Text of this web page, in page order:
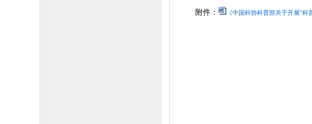
附件： 《中国科协科普部关于开展“